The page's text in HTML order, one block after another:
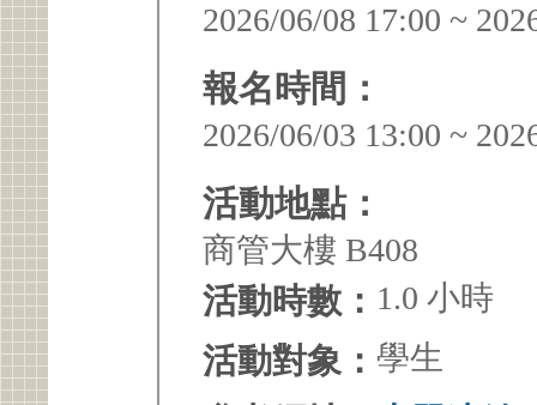
2026/06/08 17:00 ~
報名時間：
2026/06/03 13:00 ~
活動地點：
商管大樓 B408
活動時數： 1.0 小時
活動對象： 學生